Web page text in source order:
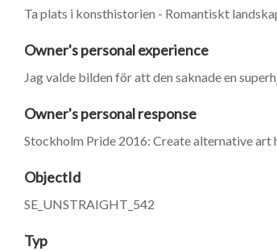
Ta plats i konsthistorien - Romantiskt
Owner's personal experience
Jag valde bilden för att den saknade en
Owner's personal response
Stockholm Pride 2016: Create alternative art
ObjectId
SE_UNSTRAIGHT_542
Typ